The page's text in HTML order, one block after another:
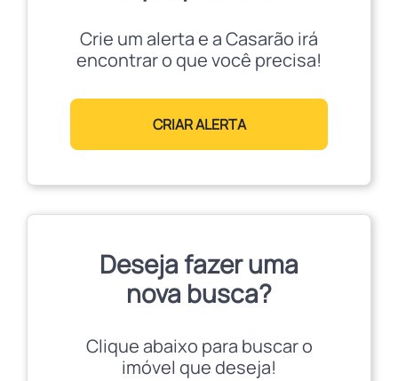
Crie um alerta e a Casarão irá
encontrar o que você precisa!
CRIAR ALERTA
Deseja fazer uma
nova busca?
Clique abaixo para buscar o
imóvel que deseja!